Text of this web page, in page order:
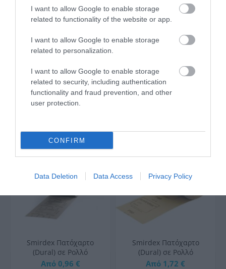
I want to allow Google to enable storage
related to functionality of the website or app.
I want to allow Google to enable storage
related to personalization.
I want to allow Google to enable storage
related to security, including authentication
functionality and fraud prevention, and other
user protection.
CONFIRM
Data Deletion Data Access Privacy Policy
79491
24,00 €
ΜΑΖΙ ΜΕ ΑΥΤΟ, ΟΙ ΠΕΡΙΣΣΟΤΕΡΟΙ ΑΓΟΡΑΣΑΝ:
Smirdex Πατόχαρτο
(Dural) σε Ρολλό
Η115mmX1000mm
Από 0,96 €
Smirdex Πατόχαρτο
(Dural) σε Ρολλό
Η200mmX1000mm
Από 1,72 €